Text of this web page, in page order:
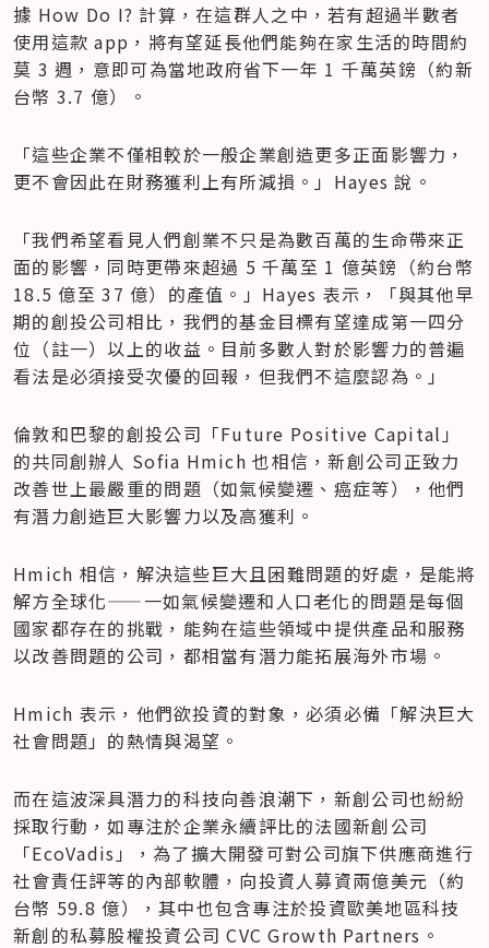
據 How Do I? 計算，在這群人之中，若有超過半數者
使用這款 app，將有望延長他們能夠在家生活的時間約
莫 3 週，意即可為當地政府省下一年 1 千萬英鎊（約新
台幣 3.7 億）。
「這些企業不僅相較於一般企業創造更多正面影響力，
更不會因此在財務獲利上有所減損。」Hayes 說。
「我們希望看見人們創業不只是為數百萬的生命帶來正
面的影響，同時更帶來超過 5 千萬至 1 億英鎊（約台幣
18.5 億至 37 億）的產值。」Hayes 表示，「與其他早
期的創投公司相比，我們的基金目標有望達成第一四分
位（註一）以上的收益。目前多數人對於影響力的普遍
看法是必須接受次優的回報，但我們不這麼認為。」
倫敦和巴黎的創投公司「Future Positive Capital」
的共同創辦人 Sofia Hmich 也相信，新創公司正致力
改善世上最嚴重的問題（如氣候變遷、癌症等），他們
有潛力創造巨大影響力以及高獲利。
Hmich 相信，解決這些巨大且困難問題的好處，是能將
解方全球化——一如氣候變遷和人口老化的問題是每個
國家都存在的挑戰，能夠在這些領域中提供產品和服務
以改善問題的公司，都相當有潛力能拓展海外市場。
Hmich 表示，他們欲投資的對象，必須必備「解決巨大
社會問題」的熱情與渴望。
而在這波深具潛力的科技向善浪潮下，新創公司也紛紛
採取行動，如專注於企業永續評比的法國新創公司
「EcoVadis」，為了擴大開發可對公司旗下供應商進行
社會責任評等的內部軟體，向投資人募資兩億美元（約
台幣 59.8 億），其中也包含專注於投資歐美地區科技
新創的私募股權投資公司 CVC Growth Partners。